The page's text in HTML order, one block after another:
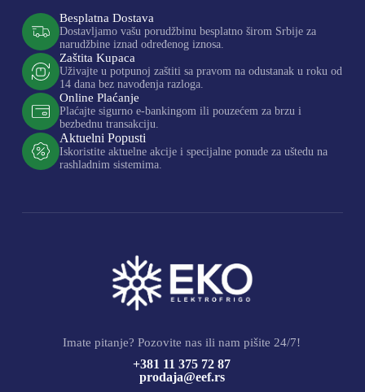
Besplatna Dostava
Dostavljamo vašu porudžbinu besplatno širom Srbije za
narudžbine iznad određenog iznosa.
Zaštita Kupaca
Uživajte u potpunoj zaštiti sa pravom na odustanak u roku od
14 dana bez navođenja razloga.
Online Plaćanje
Plaćajte sigurno e-bankingom ili pouzećem za brzu i
bezbednu transakciju.
Aktuelni Popusti
Iskoristite aktuelne akcije i specijalne ponude za uštedu na
rashladnim sistemima.
Imate pitanje? Pozovite nas ili nam pišite 24/7!
+381 11 375 72 87
prodaja@eef.rs